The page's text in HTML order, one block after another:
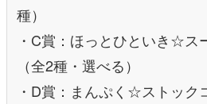
種）
・C賞：ほっとひといき☆ス
（全2種・選べる）
・D賞：まんぷく☆ストック